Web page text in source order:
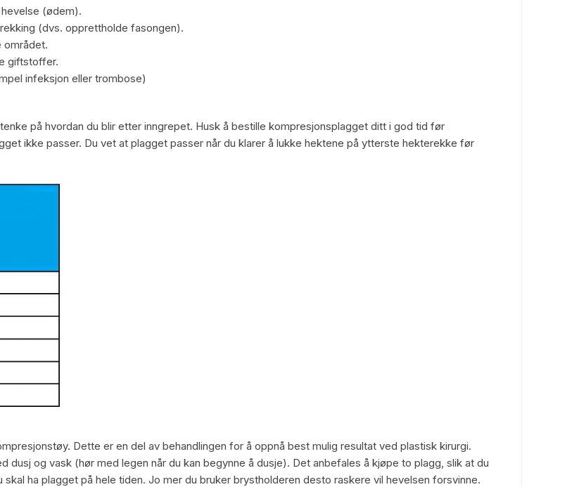
(ødem).
(dvs. opprettholde fasongen).
området.
giftstoffer.
infeksjon eller trombose)
på hvordan du blir etter inngrepet. Husk å bestille kompresjonsplagget ditt i god tid før
ikke passer. Du vet at plagget passer når du klarer å lukke hektene på ytterste hekterekke før
Dette er en del av behandlingen for å oppnå best mulig resultat ved plastisk kirurgi.
dusj og vask (hør med legen når du kan begynne å dusje). Det anbefales å kjøpe to plagg, slik at du
ha plagget på hele tiden. Jo mer du bruker brystholderen desto raskere vil hevelsen forsvinne.